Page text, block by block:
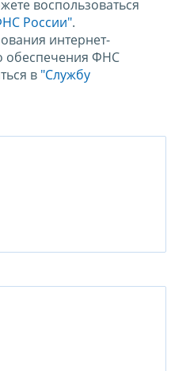
воспользоваться
России".
интернет-
обеспечения ФНС
в "Службу